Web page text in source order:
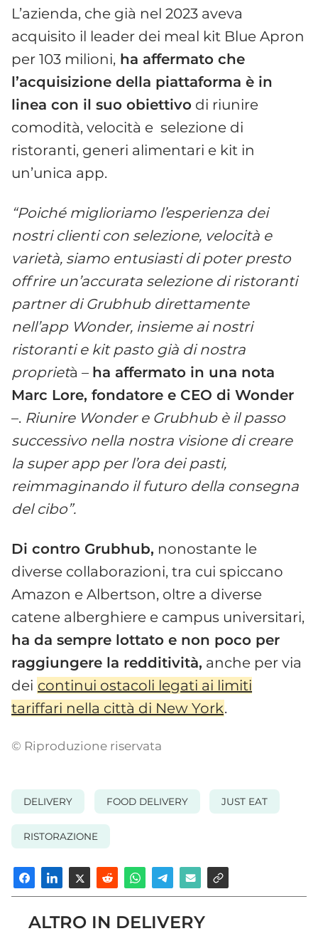
L’azienda, che già nel 2023 aveva
acquisito il leader dei meal kit Blue Apron
per 103 milioni, ha affermato che
l’acquisizione della piattaforma è in
linea con il suo obiettivo di riunire
comodità, velocità e selezione di
ristoranti, generi alimentari e kit in
un’unica app.
“Poiché miglioriamo l’esperienza dei
nostri clienti con selezione, velocità e
varietà, siamo entusiasti di poter presto
offrire un’accurata selezione di ristoranti
partner di Grubhub direttamente
nell’app Wonder, insieme ai nostri
ristoranti e kit pasto già di nostra
proprietà – ha affermato in una nota
Marc Lore, fondatore e CEO di Wonder
–. Riunire Wonder e Grubhub è il passo
successivo nella nostra visione di creare
la super app per l’ora dei pasti,
reimmaginando il futuro della consegna
del cibo”.
Di contro Grubhub, nonostante le
diverse collaborazioni, tra cui spiccano
Amazon e Albertson, oltre a diverse
catene alberghiere e campus universitari,
ha da sempre lottato e non poco per
raggiungere la redditività, anche per via
dei continui ostacoli legati ai limiti
tariffari nella città di New York.
© Riproduzione riservata
DELIVERY FOOD DELIVERY JUST EAT
RISTORAZIONE
ALTRO IN DELIVERY